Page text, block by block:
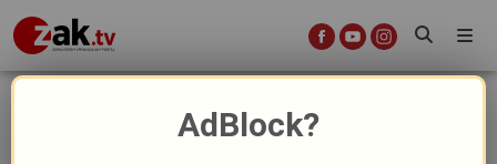
Vítězná rozlučka s fanoušky, Plzeň
deklasovala zoufalý Jablonec
AdBlock?